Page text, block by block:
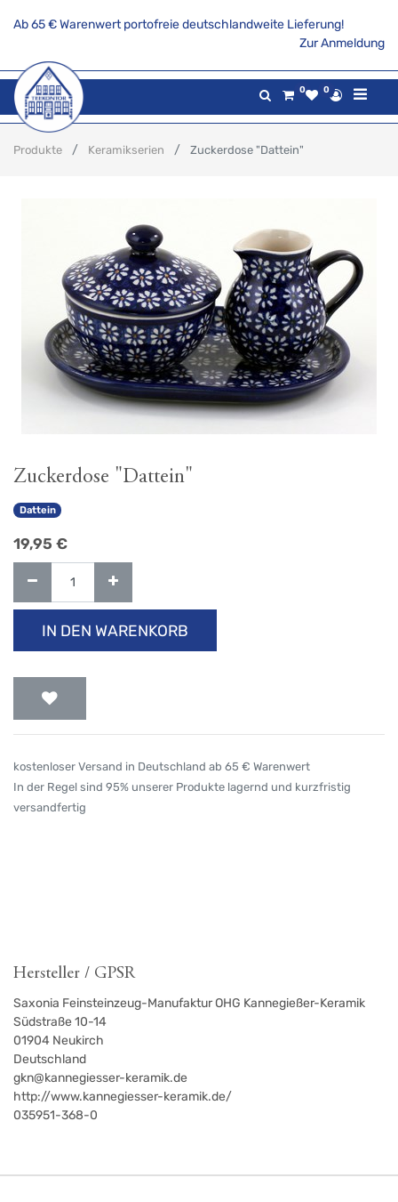
Ab 65 € Warenwert portofreie deutschlandweite Lieferung!
Zur Anmeldung
0 0
Produkte Keramikserien Zuckerdose "Dattein"
Zuckerdose "Dattein"
Dattein
19,95 €
IN DEN WARENKORB
kostenloser Versand in Deutschland ab 65 € Warenwert
In der Regel sind 95% unserer Produkte lagernd und kurzfristig
versandfertig
Hersteller / GPSR
Saxonia Feinsteinzeug-Manufaktur OHG Kannegießer-Keramik
Südstraße 10-14
01904 Neukirch
Deutschland
gkn@kannegiesser-keramik.de
http://www.kannegiesser-keramik.de/
035951-368-0